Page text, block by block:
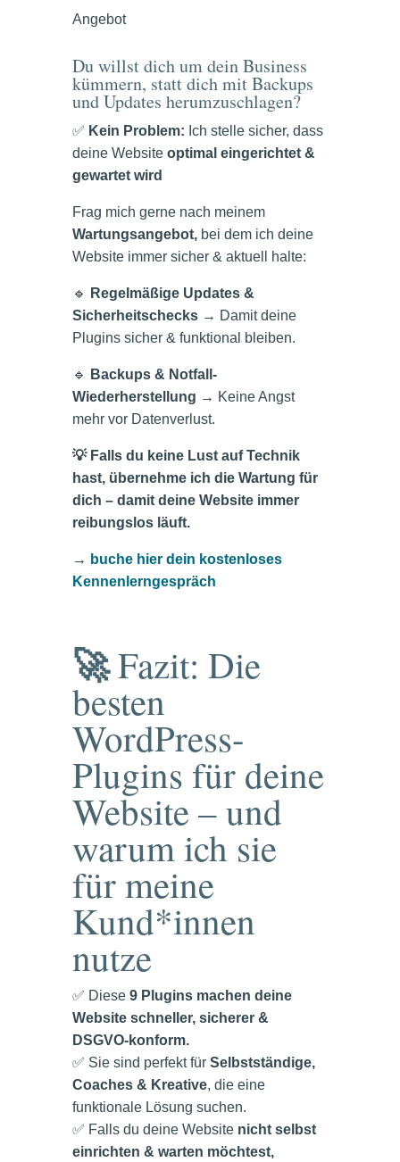
Angebot
Du willst dich um dein Business
kümmern, statt dich mit Backups
und Updates herumzuschlagen?
✅ Kein Problem: Ich stelle sicher, dass
deine Website optimal eingerichtet &
gewartet wird
Frag mich gerne nach meinem
Wartungsangebot,bei dem ich deine
Website immer sicher & aktuell halte:
🔹
Regelmäßige Updates &
Sicherheitschecks→ Damit deine
Plugins sicher & funktional bleiben.
🔹
Backups & Notfall-
Wiederherstellung → Keine Angst
mehr vor Datenverlust.
💡 Falls du keine Lust auf Technik
hast, übernehme ich die Wartung für
dich – damit deine Website immer
reibungslos läuft.
→ buche hier dein kostenloses
Kennenlerngespräch
🚀Fazit: Die
besten
WordPress-
Plugins für deine
Website – und
warum ich sie
für meine
Kund*innen
nutze
✅ Diese 9 Plugins machen deine
Website schneller, sicherer &
DSGVO-konform.
✅ Sie sind perfekt für Selbstständige,
Coaches & Kreative, die eine
funktionale Lösung suchen.
✅ Falls du deine Website nicht selbst
einrichten & warten möchtest,